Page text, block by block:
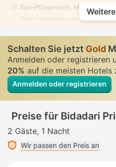
Spa-Pflegeraum, Massage
•
• In allen
Schalten Sie jetztGold
Anmelden oder registrieren
20%auf die meisten Hotels
Anmelden oder registrieren
Preise für Bidadari
2 Gäste 1 Nacht
Wir passen den Preis an